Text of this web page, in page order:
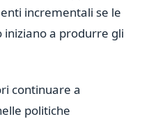
incrementali se le
a produrre gli
continuare a
politiche